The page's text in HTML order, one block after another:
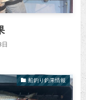
船釣り釣果情報